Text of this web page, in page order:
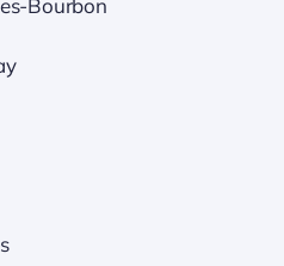
Bourbon